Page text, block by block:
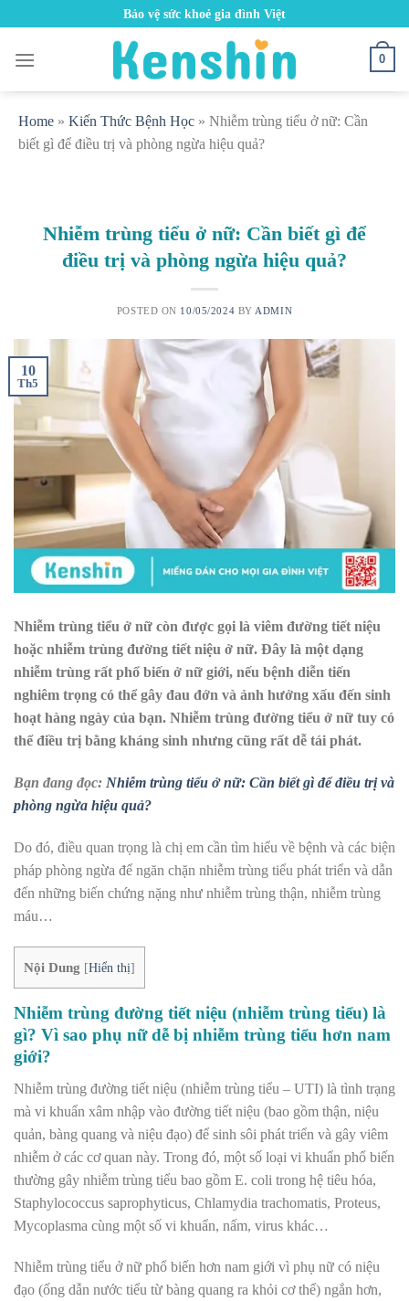
content
Bảo vệ sức khoẻ gia đình Việt
0
Home » Kiến Thức Bệnh Học » Nhiễm trùng tiểu ở nữ: Cần
biết gì để điều trị và phòng ngừa hiệu quả?
Nhiễm trùng tiểu ở nữ: Cần biết gì để
điều trị và phòng ngừa hiệu quả?
POSTED ON 10/05/2024 BY ADMIN
10
Th5
Nhiễm trùng tiểu ở nữ còn được gọi là viêm đường tiết niệu
hoặc nhiễm trùng đường tiết niệu ở nữ. Đây là một dạng
nhiễm trùng rất phổ biến ở nữ giới, nếu bệnh diễn tiến
nghiêm trọng có thể gây đau đớn và ảnh hưởng xấu đến sinh
hoạt hàng ngày của bạn. Nhiễm trùng đường tiểu ở nữ tuy có
thể điều trị bằng kháng sinh nhưng cũng rất dễ tái phát.
Bạn đang đọc: Nhiễm trùng tiểu ở nữ: Cần biết gì để điều trị và
phòng ngừa hiệu quả?
Do đó, điều quan trọng là chị em cần tìm hiểu về bệnh và các biện
pháp phòng ngừa để ngăn chặn nhiễm trùng tiểu phát triển và dẫn
đến những biến chứng nặng như nhiễm trùng thận, nhiễm trùng
máu…
Nội Dung [Hiển thị]
Nhiễm trùng đường tiết niệu (nhiễm trùng tiểu) là
gì? Vì sao phụ nữ dễ bị nhiễm trùng tiểu hơn nam
giới?
Nhiễm trùng đường tiết niệu (nhiễm trùng tiểu – UTI) là tình trạng
mà vi khuẩn xâm nhập vào đường tiết niệu (bao gồm thận, niệu
quản, bàng quang và niệu đạo) để sinh sôi phát triển và gây viêm
nhiễm ở các cơ quan này. Trong đó, một số loại vi khuẩn phổ biến
thường gây nhiễm trùng tiểu bao gồm E. coli trong hệ tiêu hóa,
Staphylococcus saprophyticus, Chlamydia trachomatis, Proteus,
Mycoplasma cùng một số vi khuẩn, nấm, virus khác…
Nhiễm trùng tiểu ở nữ phổ biến hơn nam giới vì phụ nữ có niệu
đạo (ống dẫn nước tiểu từ bàng quang ra khỏi cơ thể) ngắn hơn,